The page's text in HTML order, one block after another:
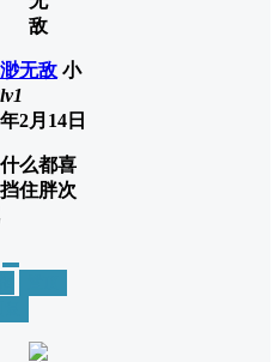
无敌 小
lv1
2月14日
么都喜
住胖次